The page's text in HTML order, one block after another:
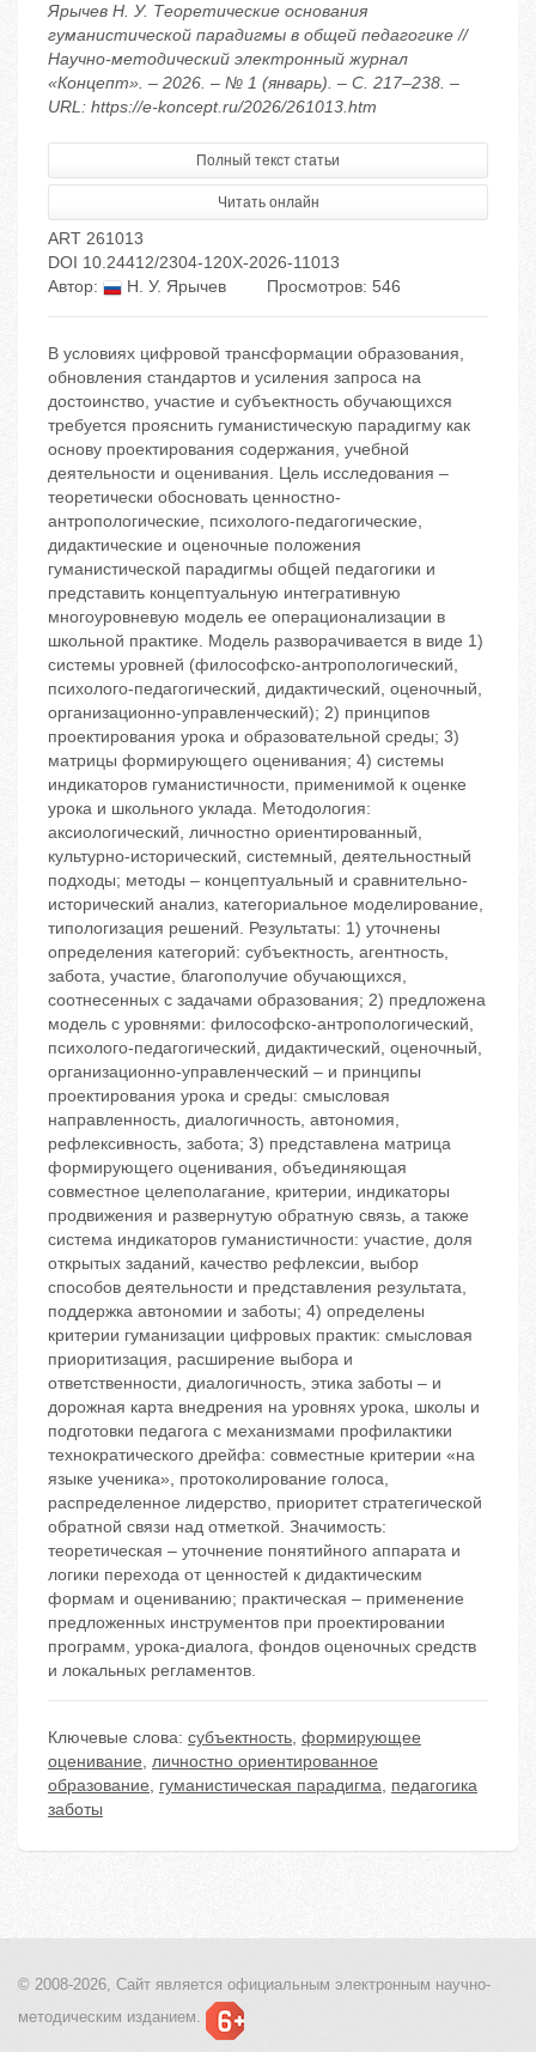
Ярычев Н. У. Теоретические основания
гуманистической парадигмы в общей педагогике //
Научно-методический электронный журнал
«Концепт». – 2026. – № 1 (январь). – С. 217–238. –
URL: https://e-koncept.ru/2026/261013.htm
Полный текст статьи
Читать онлайн
ART 261013
DOI 10.24412/2304-120X-2026-11013
Автор:
Н. У. Ярычев Просмотров: 546
В условиях цифровой трансформации образования,
обновления стандартов и усиления запроса на
достоинство, участие и субъектность обучающихся
требуется прояснить гуманистическую парадигму как
основу проектирования содержания, учебной
деятельности и оценивания. Цель исследования –
теоретически обосновать ценностно-
антропологические, психолого-педагогические,
дидактические и оценочные положения
гуманистической парадигмы общей педагогики и
представить концептуальную интегративную
многоуровневую модель ее операционализации в
школьной практике. Модель разворачивается в виде 1)
системы уровней (философско-антропологический,
психолого-педагогический, дидактический, оценочный,
организационно-управленческий); 2) принципов
проектирования урока и образовательной среды; 3)
матрицы формирующего оценивания; 4) системы
индикаторов гуманистичности, применимой к оценке
урока и школьного уклада. Методология:
аксиологический, личностно ориентированный,
культурно-исторический, системный, деятельностный
подходы; методы – концептуальный и сравнительно-
исторический анализ, категориальное моделирование,
типологизация решений. Результаты: 1) уточнены
определения категорий: субъектность, агентность,
забота, участие, благополучие обучающихся,
соотнесенных с задачами образования; 2) предложена
модель с уровнями: философско-антропологический,
психолого-педагогический, дидактический, оценочный,
организационно-управленческий – и принципы
проектирования урока и среды: смысловая
направленность, диалогичность, автономия,
рефлексивность, забота; 3) представлена матрица
формирующего оценивания, объединяющая
совместное целеполагание, критерии, индикаторы
продвижения и развернутую обратную связь, а также
система индикаторов гуманистичности: участие, доля
открытых заданий, качество рефлексии, выбор
способов деятельности и представления результата,
поддержка автономии и заботы; 4) определены
критерии гуманизации цифровых практик: смысловая
приоритизация, расширение выбора и
ответственности, диалогичность, этика заботы – и
дорожная карта внедрения на уровнях урока, школы и
подготовки педагога с механизмами профилактики
технократического дрейфа: совместные критерии «на
языке ученика», протоколирование голоса,
распределенное лидерство, приоритет стратегической
обратной связи над отметкой. Значимость:
теоретическая – уточнение понятийного аппарата и
логики перехода от ценностей к дидактическим
формам и оцениванию; практическая – применение
предложенных инструментов при проектировании
программ, урока-диалога, фондов оценочных средств
и локальных регламентов.
Ключевые слова: субъектность, формирующее
оценивание, личностно ориентированное
образование, гуманистическая парадигма, педагогика
заботы
© 2008-2026, Сайт является официальным электронным научно-
методическим изданием.